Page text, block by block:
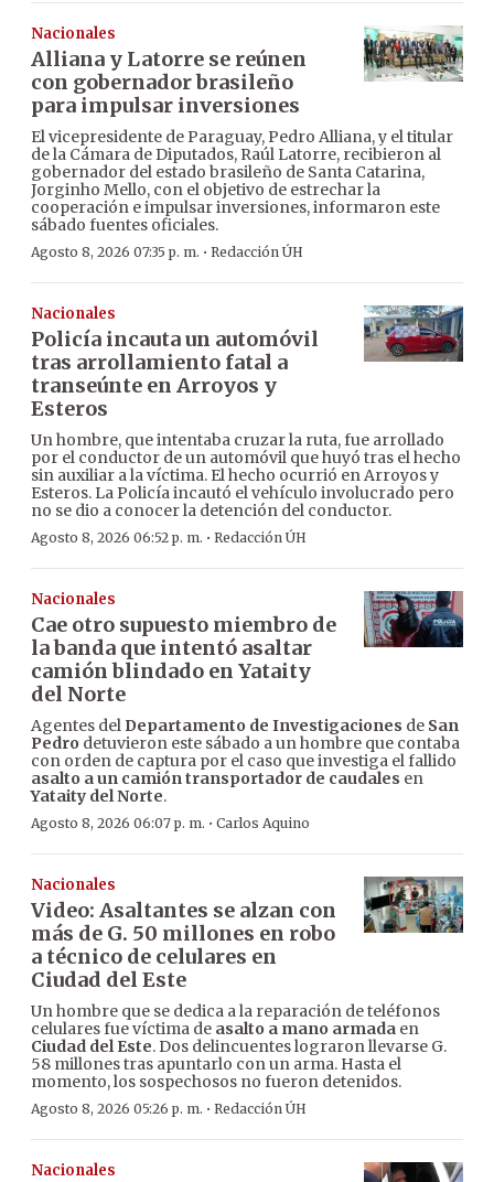
Nacionales
Alliana y Latorre se reúnen
con gobernador brasileño
para impulsar inversiones
El vicepresidente de Paraguay, Pedro Alliana, y el titular
de la Cámara de Diputados, Raúl Latorre, recibieron al
gobernador del estado brasileño de Santa Catarina,
Jorginho Mello, con el objetivo de estrechar la
cooperación e impulsar inversiones, informaron este
sábado fuentes oficiales.
Agosto 8, 2026 07:35 p. m. · Redacción ÚH
Nacionales
Policía incauta un automóvil
tras arrollamiento fatal a
transeúnte en Arroyos y
Esteros
Un hombre, que intentaba cruzar la ruta, fue arrollado
por el conductor de un automóvil que huyó tras el hecho
sin auxiliar a la víctima. El hecho ocurrió en Arroyos y
Esteros. La Policía incautó el vehículo involucrado pero
no se dio a conocer la detención del conductor.
Agosto 8, 2026 06:52 p. m. · Redacción ÚH
Nacionales
Cae otro supuesto miembro de
la banda que intentó asaltar
camión blindado en Yataity
del Norte
Agentes del Departamento de Investigaciones de San
Pedro detuvieron este sábado a un hombre que contaba
con orden de captura por el caso que investiga el fallido
asalto a un camión transportador de caudales en
Yataity del Norte.
Agosto 8, 2026 06:07 p. m. · Carlos Aquino
Nacionales
Video: Asaltantes se alzan con
más de G. 50 millones en robo
a técnico de celulares en
Ciudad del Este
Un hombre que se dedica a la reparación de teléfonos
celulares fue víctima de asalto a mano armada en
Ciudad del Este. Dos delincuentes lograron llevarse G.
58 millones tras apuntarlo con un arma. Hasta el
momento, los sospechosos no fueron detenidos.
Agosto 8, 2026 05:26 p. m. · Redacción ÚH
Nacionales